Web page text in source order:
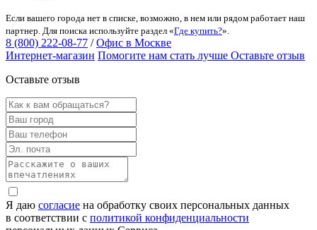
Если вашего города нет в списке, возможно, в нем или рядом работает наш
партнер. Для поиска используйте раздел «Где купить?».
8 (800) 222-08-77 / Офис в Москве
Интернет-магазин Помогите нам стать лучше Оставьте отзыв
Оставьте отзыв
Я даю согласие на обработку своих персональных данных
в соответствии с политикой конфиденциальности